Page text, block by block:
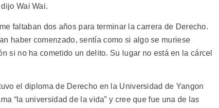
Wai Wai.
faltaban dos años para terminar la carrera de Derecho.
haber comenzado, sentía como si algo se muriese
si no ha cometido un delito. Su lugar no está en la cárcel
el diploma de Derecho en la Universidad de Yangon
“la universidad de la vida” y cree que fue una de las